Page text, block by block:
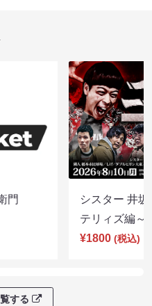
門
シスター 井
テリィズ編
¥1800 (税込)
する